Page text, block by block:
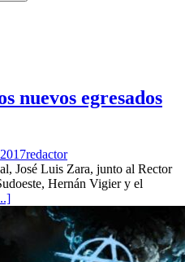
nuevos egresados
redactor
José Luis Zara, junto al Rector
Hernán Vigier y el